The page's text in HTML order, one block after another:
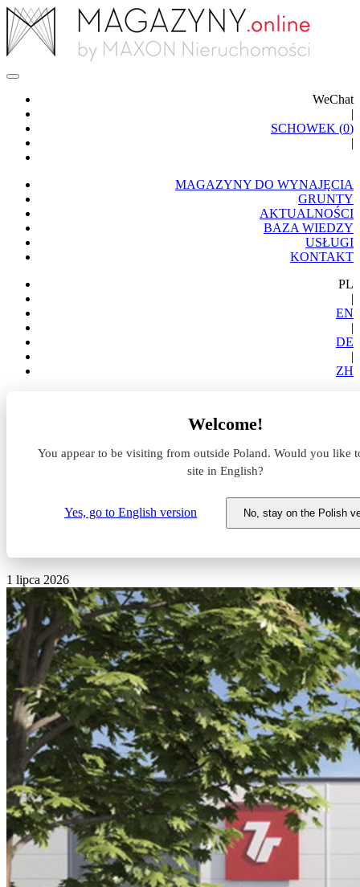
WeChat
|
SCHOWEK (0)
|
MAGAZYNY DO WYNAJĘCIA
GRUNTY
AKTUALNOŚCI
BAZA WIEDZY
USŁUGI
KONTAKT
PL
|
EN
|
DE
|
ZH
Welcome!
You appear to be visiting from outside Poland. Would you like
site in English?
Yes, go to English version No, stay on the Polish
Polska marka modowa z dużym kontraktem. Wynajęła ponad
Polska marka modowa z
dużym kontraktem. Wynajęła
1 lipca 2026